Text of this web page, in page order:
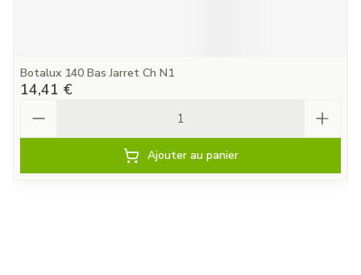
Botalux 140 Bas Jarret Ch N1
14,41 €
Ajouter au panier